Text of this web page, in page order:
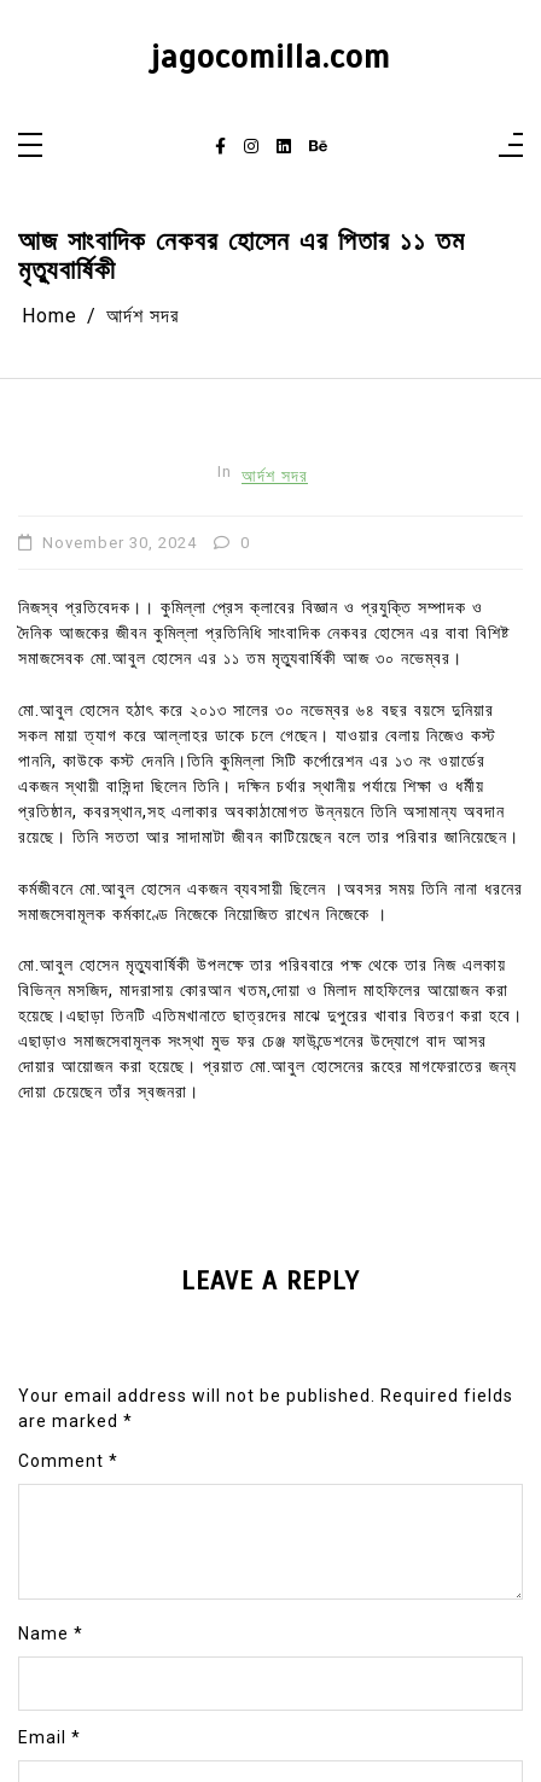
jagocomilla.com
আজ সাংবাদিক নেকবর হোসেন এর পিতার ১১ তম
মৃত্যুবার্ষিকী
Home আর্দশ সদর
In আর্দশ সদর
November 30, 2024 0
নিজস্ব প্রতিবেদক।। কুমিল্লা প্রেস ক্লাবের বিজ্ঞান ও প্রযুক্তি সম্পাদক ও
দৈনিক আজকের জীবন কুমিল্লা প্রতিনিধি সাংবাদিক নেকবর হোসেন এর বাবা বিশিষ্ট
সমাজসেবক মো.আবুল হোসেন এর ১১ তম মৃত্যুবার্ষিকী আজ ৩০ নভেম্বর।
মো.আবুল হোসেন হঠাৎ করে ২০১৩ সালের ৩০ নভেম্বর ৬৪ বছর বয়সে দুনিয়ার
সকল মায়া ত্যাগ করে আল্লাহর ডাকে চলে গেছেন। যাওয়ার বেলায় নিজেও কস্ট
পাননি, কাউকে কস্ট দেননি।তিনি কুমিল্লা সিটি কর্পোরেশন এর ১৩ নং ওয়ার্ডের
একজন স্থায়ী বাসিন্দা ছিলেন তিনি। দক্ষিন চর্থার স্থানীয় পর্যায়ে শিক্ষা ও ধর্মীয়
প্রতিষ্ঠান, কবরস্থান,সহ এলাকার অবকাঠামোগত উন্নয়নে তিনি অসামান্য অবদান
রয়েছে। তিনি সততা আর সাদামাটা জীবন কাটিয়েছেন বলে তার পরিবার জানিয়েছেন।
কর্মজীবনে মো.আবুল হোসেন একজন ব্যবসায়ী ছিলেন ।অবসর সময় তিনি নানা ধরনের
সমাজসেবামূলক কর্মকাণ্ডে নিজেকে নিয়োজিত রাখেন নিজেকে ।
মো.আবুল হোসেন মৃত্যুবার্ষিকী উপলক্ষে তার পরিববারে পক্ষ থেকে তার নিজ এলকায়
বিভিন্ন মসজিদ, মাদরাসায় কোরআন খতম,দোয়া ও মিলাদ মাহফিলের আয়োজন করা
হয়েছে।এছাড়া তিনটি এতিমখানাতে ছাত্রদের মাঝে দুপুরের খাবার বিতরণ করা হবে।
এছাড়াও সমাজসেবামূলক সংস্থা মুভ ফর চেঞ্জ ফাউন্ডেশনের উদ্যোগে বাদ আসর
দোয়ার আয়োজন করা হয়েছে। প্রয়াত মো.আবুল হোসেনের রূহের মাগফেরাতের জন্য
দোয়া চেয়েছেন তাঁর স্বজনরা।
LEAVE A REPLY
Your email address will not be published.
Required fields
are marked *
Comment *
Name *
Email *